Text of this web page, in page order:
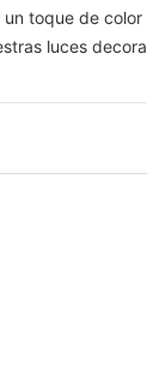
toque de color
luces decora